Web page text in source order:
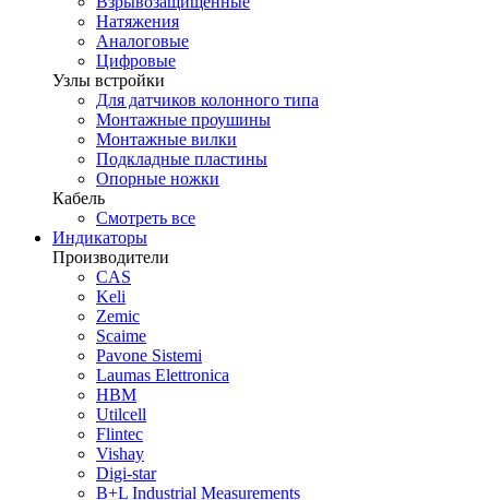
Натяжения
Аналоговые
Цифровые
Узлы встройки
Для датчиков колонного типа
Монтажные проушины
Монтажные вилки
Подкладные пластины
Опорные ножки
Кабель
Смотреть все
Индикаторы
Производители
CAS
Keli
Zemic
Scaime
Pavone Sistemi
Laumas Elettronica
HBM
Utilcell
Flintec
Vishay
Digi-star
B+L Industrial Measurements